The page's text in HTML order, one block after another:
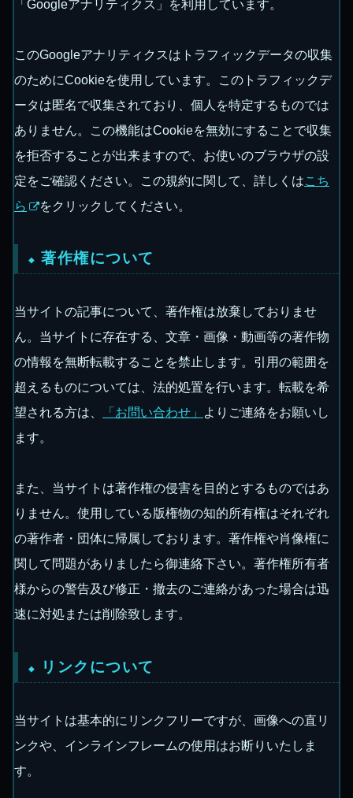
「Googleアナリティクス」を利用しています。
このGoogleアナリティクスはトラフィックデータの収集
のためにCookieを使用しています。このトラフィックデ
ータは匿名で収集されており、個人を特定するものでは
ありません。この機能はCookieを無効にすることで収集
を拒否することが出来ますので、お使いのブラウザの設
定をご確認ください。この規約に関して、詳しくはこち
ら
をクリックしてください。
著作権について
当サイトの記事について、著作権は放棄しておりませ
ん。当サイトに存在する、文章・画像・動画等の著作物
の情報を無断転載することを禁止します。引用の範囲を
超えるものについては、法的処置を行います。転載を希
望される方は、
「お問い合わせ」
よりご連絡をお願いし
ます。
また、当サイトは著作権の侵害を目的とするものではあ
りません。使用している版権物の知的所有権はそれぞれ
の著作者・団体に帰属しております。著作権や肖像権に
関して問題がありましたら御連絡下さい。著作権所有者
様からの警告及び修正・撤去のご連絡があった場合は迅
速に対処または削除致します。
リンクについて
当サイトは基本的にリンクフリーですが、画像への直リ
ンクや、インラインフレームの使用はお断りいたしま
す。